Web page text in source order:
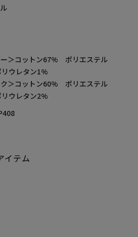
仕様でサイズ許容があり、リラック
トにゆとりを持たせた、新型リラック
ャブルで、デイリーに扱いやすいイー
ツ・シャツを展開し、統一感あるセ
た、軽快なデニムセットアップスタ
ー＞コットン67% ポリエステル
ウレタン1%
ク＞コットン60% ポリエステル
ウレタン2%
イテム